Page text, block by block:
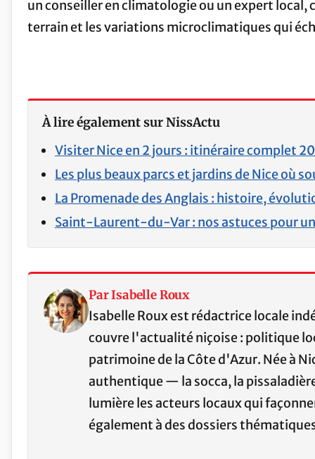
un conseiller en climatologie ou un expert
terrain et les variations microclimatiques qui
À lire également sur NissActu
Visiter Nice en 2 jours : itinéraire complet
Les plus beaux parcs et jardins de Nice où
La Promenade des Anglais : histoire,
Saint-Laurent-du-Var : nos astuces pour
Par Isabelle Roux
Isabelle Roux est rédactrice locale
couvre l'actualité niçoise : politique
patrimoine de la Côte d'Azur. Née à
authentique — la socca, la
lumière les acteurs locaux qui
également à des dossiers